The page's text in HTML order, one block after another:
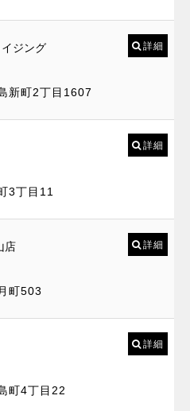
ジング
新町2丁目1607
詳細
3丁目11
詳細
店
町503
詳細
町4丁目22
詳細